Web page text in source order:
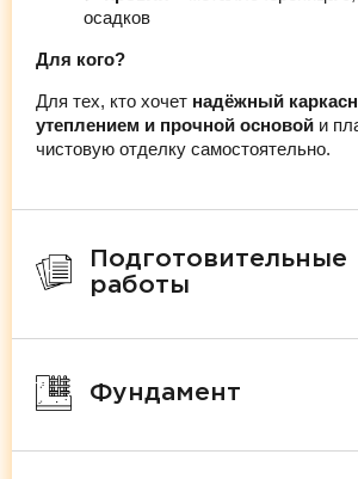
осадков
Для кого?
Для тех, кто хочет надёжный
утеплением и прочной основой и
чистовую отделку самостоятельно.
Подготовительные
работы
Фундамент